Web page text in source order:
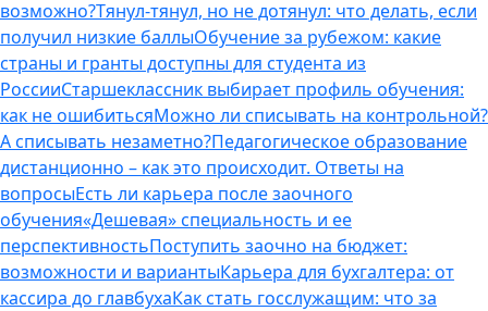
возможно?Тянул-тянул, но не дотянул: что делать, если
получил низкие баллыОбучение за рубежом: какие
страны и гранты доступны для студента из
РоссииСтаршеклассник выбирает профиль обучения:
как не ошибитьсяМожно ли списывать на контрольной?
А списывать незаметно?Педагогическое образование
дистанционно – как это происходит. Ответы на
вопросыЕсть ли карьера после заочного
обучения«Дешевая» специальность и ее
перспективностьПоступить заочно на бюджет:
возможности и вариантыКарьера для бухгалтера: от
кассира до главбухаКак стать госслужащим: что за